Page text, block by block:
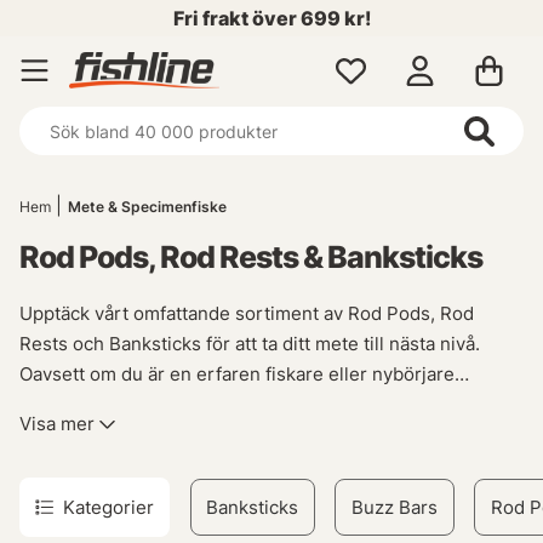
Fri frakt över 699 kr!
Hem Mete & Specimenfiske
Rod Pods, Rod Rests & Banksticks
Upptäck vårt omfattande sortiment av Rod Pods, Rod
Rests och Banksticks för att ta ditt mete till nästa nivå.
Oavsett om du är en erfaren fiskare eller nybörjare
utrustning.
Rod Pods erbjuder ett perfekt allround-stöd för dina
metspön. Med deras stabila konstruktion kan du lita på att
Visa mer
Kategorier Banksticks Buzz Bars Rod